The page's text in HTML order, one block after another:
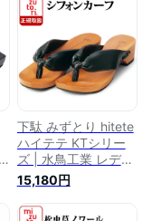
製 国産 ブラック 履
きやすい下駄 サンダ
ル 浴衣 夏 女性 男性
洋服 着物 履物 かわ
いい おしゃれ ファ
ッション カジュアル
下駄 みずとり hitete
ハイテテ KTシリー
ズ | 水鳥工業 レディ
ース げた 痛くない
日本製 国産 履きや
すい下駄 サンダル
15,180円